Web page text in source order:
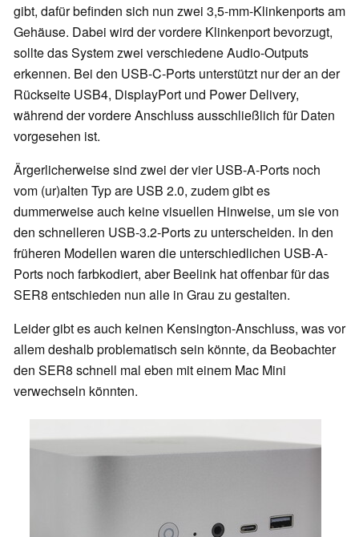
gibt, dafür befinden sich nun zwei 3,5-mm-Klinkenports am
Gehäuse. Dabei wird der vordere Klinkenport bevorzugt,
sollte das System zwei verschiedene Audio-Outputs
erkennen. Bei den USB-C-Ports unterstützt nur der an der
Rückseite USB4, DisplayPort und Power Delivery,
während der vordere Anschluss ausschließlich für Daten
vorgesehen ist.
Ärgerlicherweise sind zwei der vier USB-A-Ports noch
vom (ur)alten Typ are USB 2.0, zudem gibt es
dummerweise auch keine visuellen Hinweise, um sie von
den schnelleren USB-3.2-Ports zu unterscheiden. In den
früheren Modellen waren die unterschiedlichen USB-A-
Ports noch farbkodiert, aber Beelink hat offenbar für das
SER8 entschieden nun alle in Grau zu gestalten.
Leider gibt es auch keinen Kensington-Anschluss, was vor
allem deshalb problematisch sein könnte, da Beobachter
den SER8 schnell mal eben mit einem Mac Mini
verwechseln könnten.